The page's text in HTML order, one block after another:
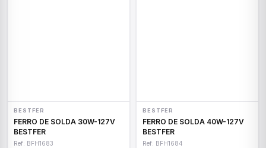
BESTFER
FERRO DE SOLDA 30W-127V
BESTFER
Ref: BFH1683
BESTFER
FERRO DE SOLDA 40W-127V
BESTFER
Ref: BFH1684